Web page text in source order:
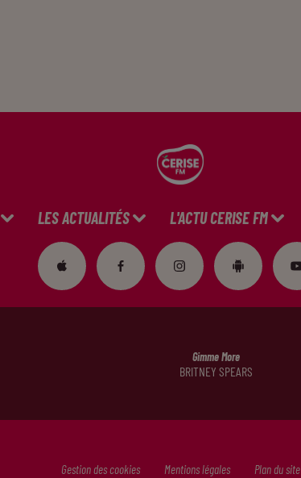
LES ACTUALITÉS L'ACTU CERISE FM
Gimme More
BRITNEY SPEARS
Gestion des cookies Mentions légales Plan du site